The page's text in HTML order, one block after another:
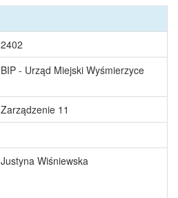
2402
BIP - Urząd Miejski Wyśmierzyce
Zarządzenie 11
Justyna Wiśniewska